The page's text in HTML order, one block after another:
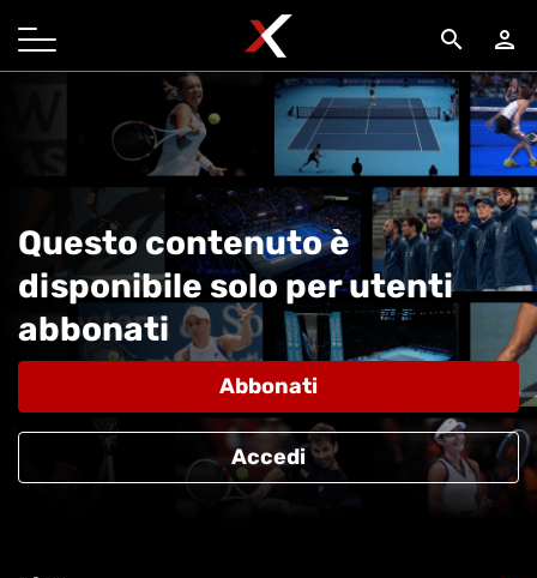
search person
Questo contenuto è
disponibile solo per utenti
abbonati
Abbonati
Accedi